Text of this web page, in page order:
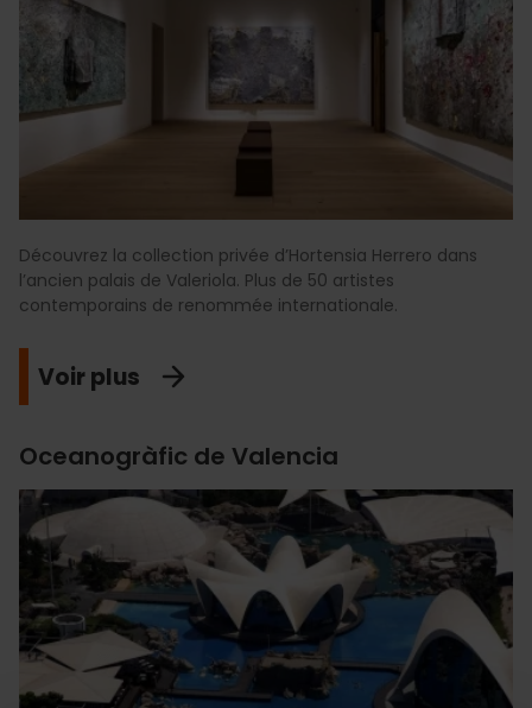
Découvrez la collection privée d’Hortensia Herrero dans
l’ancien palais de Valeriola. Plus de 50 artistes
contemporains de renommée internationale.
Voir plus
Oceanogràfic de Valencia